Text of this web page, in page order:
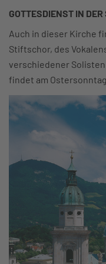
GOTTESDIENST IN
Auch in dieser Kirche
Stiftschor, des
verschiedener
findet am